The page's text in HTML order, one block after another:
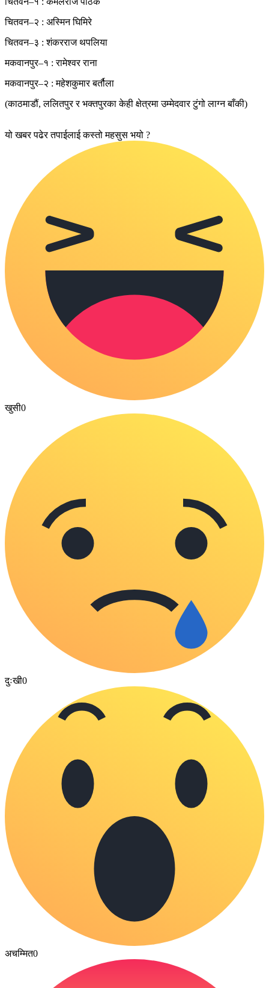
चितवन–२ : अस्मिन घिमिरे
चितवन–३ : शंकरराज थपलिया
मकवानपुर–१ : रामेश्वर राना
मकवानपुर–२ : महेशकुमार बर्तौला
(काठमाडौं, ललितपुर र भक्तपुरका केही क्षेत्रमा उम्मेदवार टुंगो लाग्न बाँकी)
यो खबर पढेर तपाईलाई कस्तो महसुस भयो ?
खुसी0
दुःखी0
अचम्मित0